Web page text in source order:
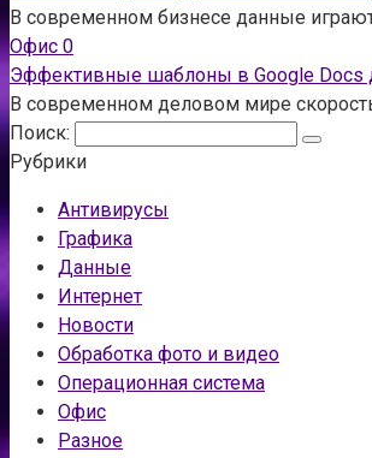
В современном бизнесе данные
Офис 0
Эффективные шаблоны в Google Docs
В современном деловом мире
Поиск:
Рубрики
Антивирусы
Графика
Данные
Интернет
Новости
Обработка фото и видео
Операционная система
Офис
Разное